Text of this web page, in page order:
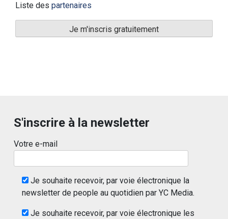
Liste des partenaires
S'inscrire à la newsletter
Votre e-mail
Je souhaite recevoir, par voie électronique la
newsletter de people au quotidien par YC Media.
Je souhaite recevoir, par voie électronique les